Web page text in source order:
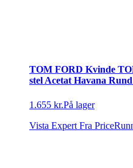
TOM FORD Kvinde
stel Acetat Havana
1.655 kr.På lager
Vista Expert Fra